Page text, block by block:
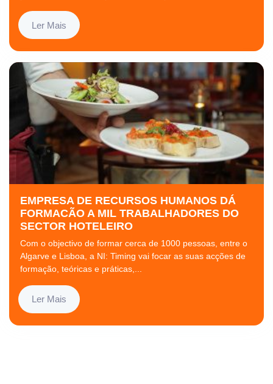
Ler Mais
EMPRESA DE RECURSOS HUMANOS DÁ
FORMACÃO A MIL TRABALHADORES DO
SECTOR HOTELEIRO
Com o objectivo de formar cerca de 1000 pessoas, entre o
Algarve e Lisboa, a NI: Timing vai focar as suas acções de
formação, teóricas e práticas,...
Ler Mais